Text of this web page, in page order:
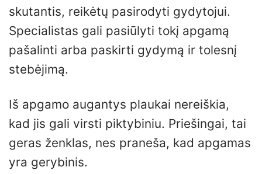
skutantis, reikėtų pasirodyti gydytojui.
Specialistas gali pasiūlyti tokį apgamą
pašalinti arba paskirti gydymą ir tolesnį
stebėjimą.
Iš apgamo augantys plaukai nereiškia,
kad jis gali virsti piktybiniu. Priešingai, tai
geras ženklas, nes praneša, kad apgamas
yra gerybinis.